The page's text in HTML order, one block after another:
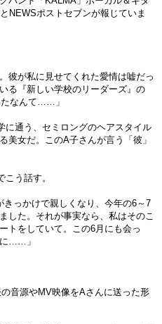
NEWSポストセブンが報じていま
彼が私に見せてくれた愛情は嘘だっ
る『新しい学校のリーダーズ』の
たなんて……」
に通う、セミロングのヘアスタイル
美女だ。このA子さんが言う「彼」
う話す。
きっかけで親しくなり、今年の6～7
した。それが事実なら、私はそのこ
トをしていて。この6月にも会っ
……」
音源やMV映像をAさんに送った形